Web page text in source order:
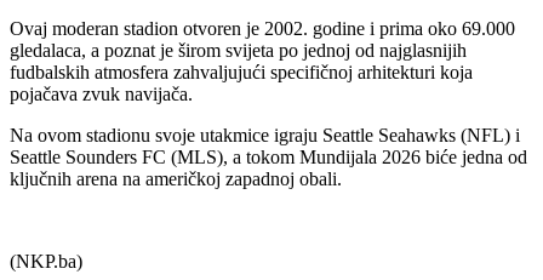
Ovaj moderan stadion otvoren je 2002. godine i prima oko 69.000
gledalaca, a poznat je širom svijeta po jednoj od najglasnijih
fudbalskih atmosfera zahvaljujući specifičnoj arhitekturi koja
pojačava zvuk navijača.
Na ovom stadionu svoje utakmice igraju Seattle Seahawks (NFL) i
Seattle Sounders FC (MLS), a tokom Mundijala 2026 biće jedna od
ključnih arena na američkoj zapadnoj obali.
(NKP.ba)